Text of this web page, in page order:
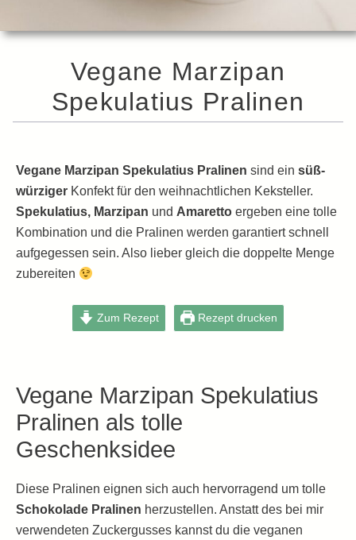
Vegane Marzipan
Spekulatius Pralinen
Vegane Marzipan Spekulatius Pralinen sind ein süß-
würziger Konfekt für den weihnachtlichen Keksteller.
Spekulatius, Marzipan und Amaretto ergeben eine tolle
Kombination und die Pralinen werden garantiert schnell
aufgegessen sein. Also lieber gleich die doppelte Menge
zubereiten
Zum Rezept Rezept drucken
Vegane Marzipan Spekulatius
Pralinen als tolle
Geschenksidee
Diese Pralinen eignen sich auch hervorragend um tolle
Schokolade Pralinen herzustellen. Anstatt des bei mir
verwendeten Zuckergusses kannst du die veganen